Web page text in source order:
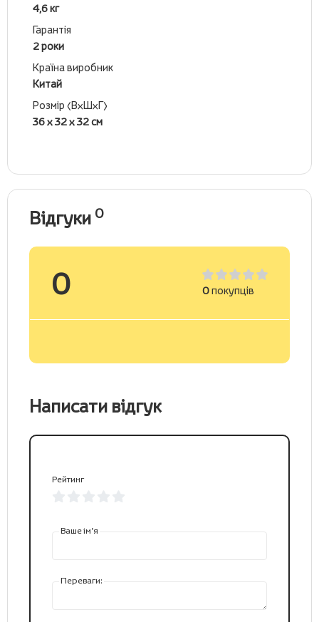
4,6 кг
Гарантія
2 роки
Країна виробник
Китай
Розмір (ВхШхГ)
36 х 32 х 32 см
Відгуки 0
0 0покупців
Написати відгук
Рейтинг
Ваше ім’я
Переваги: